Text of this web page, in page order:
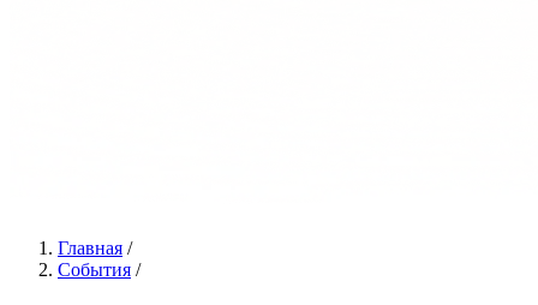
Главная /
События /